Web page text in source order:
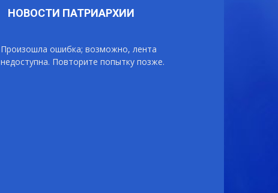
НОВОСТИ ПАТРИАРХИИ
Произошла ошибка; возможно, лента
недоступна. Повторите попытку позже.